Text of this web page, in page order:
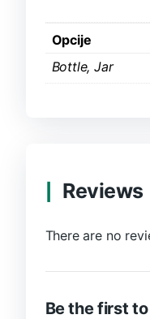
Opcije
Bottle, Jar
Reviews
There are no
Be the first